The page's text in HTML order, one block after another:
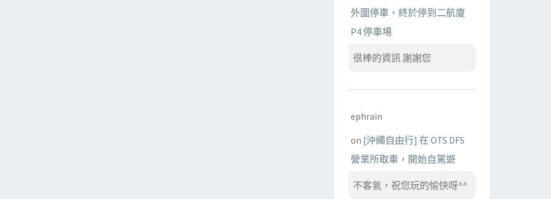
外圍停車，終於停到二航廈
P4 停車場
很棒的資訊 謝謝您
ephrain
on [沖繩自由行] 在 OTS DFS
營業所取車，開始自駕遊
不客氣，祝您玩的愉快呀^^